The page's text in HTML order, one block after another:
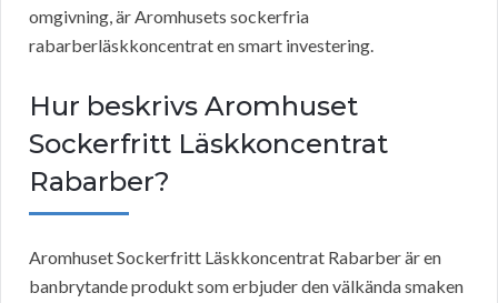
omgivning, är Aromhusets sockerfria
rabarberläskkoncentrat en smart investering.
Hur beskrivs Aromhuset
Sockerfritt Läskkoncentrat
Rabarber?
Aromhuset Sockerfritt Läskkoncentrat Rabarber är en
banbrytande produkt som erbjuder den välkända smaken